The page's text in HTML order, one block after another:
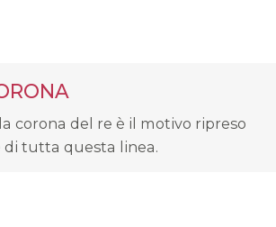
corona del re è il motivo ripreso
tutta questa linea.